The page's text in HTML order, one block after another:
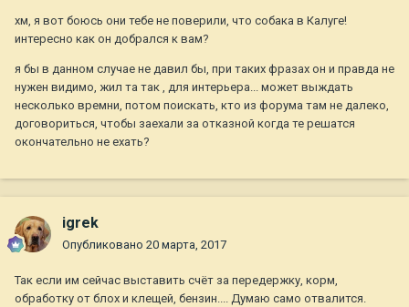
хм, я вот боюсь они тебе не поверили, что собака в Калуге!
интересно как он добрался к вам?
я бы в данном случае не давил бы, при таких фразах он и правда не
нужен видимо, жил та так , для интерьера... может выждать
несколько времни, потом поискать, кто из форума там не далеко,
договориться, чтобы заехали за отказной когда те решатся
окончательно не ехать?
igrek
Опубликовано 20 марта, 2017
Так если им сейчас выставить счёт за передержку, корм,
обработку от блох и клещей, бензин.... Думаю само отвалится.